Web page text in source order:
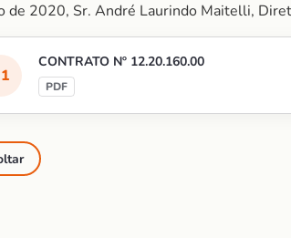
de 2020, Sr. André Laurindo Maitelli,
CONTRATO Nº 12.20.160.00